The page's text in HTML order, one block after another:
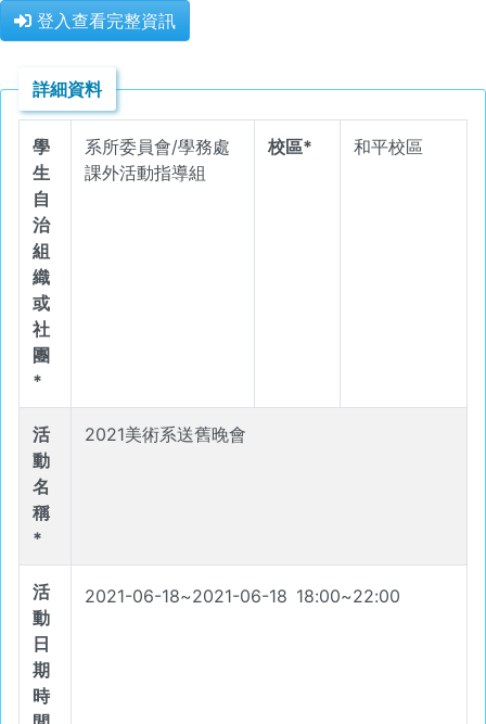
登入查看完整資訊
詳細資料
學
生
自
治
組
織
或
社
團
*
系所委員會/學務處
課外活動指導組
校區* 和平校區
活
動
名
稱
*
2021美術系送舊晚會
活
動
日
期
時
2021-06-18~2021-06-18 18:00~22:00